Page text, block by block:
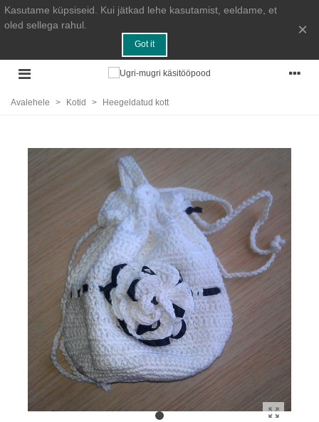
Kasutame küpsiseid. Kui jätkad lehe kasutamist, eeldame, et
oled sellega rahul.
Got it
×
Avalehele > Kotid > Heegeldatud kott